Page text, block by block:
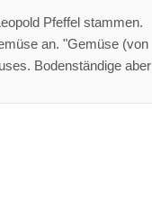
Pfeffel stammen.
an. "Gemüse (von
Bodenständige aber